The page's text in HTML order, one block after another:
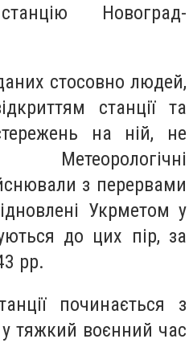
Новоград-
стосовно людей,
станції та
на ній, не
з перервами
Укрметом у
до цих пір, за
рр.
починається з
тяжкий воєнний час